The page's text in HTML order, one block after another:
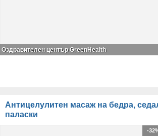
Оздравителен център GreenHealth
Антицелулитен масаж на бедра,
паласки
-